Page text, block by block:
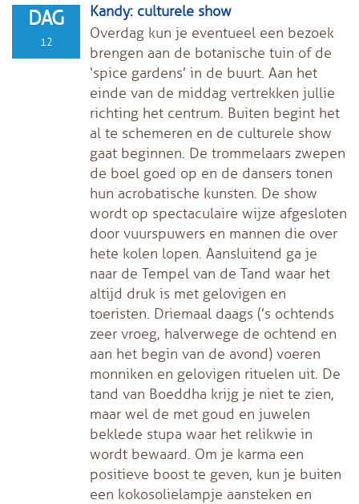
DAG
12
Kandy: culturele show
Overdag kun je eventueel een bezoek
brengen aan de botanische tuin of de
‘spice gardens’ in de buurt. Aan het
einde van de middag vertrekken jullie
richting het centrum. Buiten begint het
al te schemeren en de culturele show
gaat beginnen. De trommelaars zwepen
de boel goed op en de dansers tonen
hun acrobatische kunsten. De show
wordt op spectaculaire wijze afgesloten
door vuurspuwers en mannen die over
hete kolen lopen. Aansluitend ga je
naar de Tempel van de Tand waar het
altijd druk is met gelovigen en
toeristen. Driemaal daags (’s ochtends
zeer vroeg, halverwege de ochtend en
aan het begin van de avond) voeren
monniken en gelovigen rituelen uit. De
tand van Boeddha krijg je niet te zien,
maar wel de met goud en juwelen
beklede stupa waar het relikwie in
wordt bewaard. Om je karma een
positieve boost te geven, kun je buiten
een kokosolielampje aansteken en